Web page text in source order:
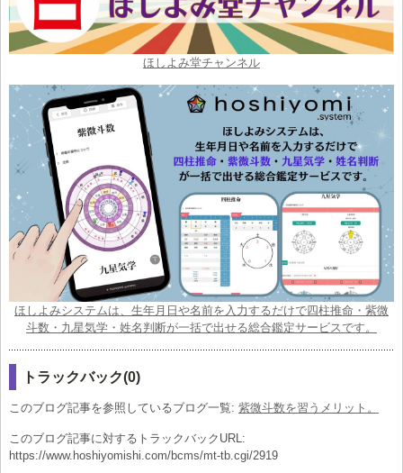
ほしよみ堂チャンネル
ほしよみシステムは、生年月日や名前を入力するだけで四柱推命・紫微
斗数・九星気学・姓名判断が一括で出せる総合鑑定サービスです。
トラックバック(0)
このブログ記事を参照しているブログ一覧: 紫微斗数を習うメリット。
このブログ記事に対するトラックバックURL:
https://www.hoshiyomishi.com/bcms/mt-tb.cgi/2919